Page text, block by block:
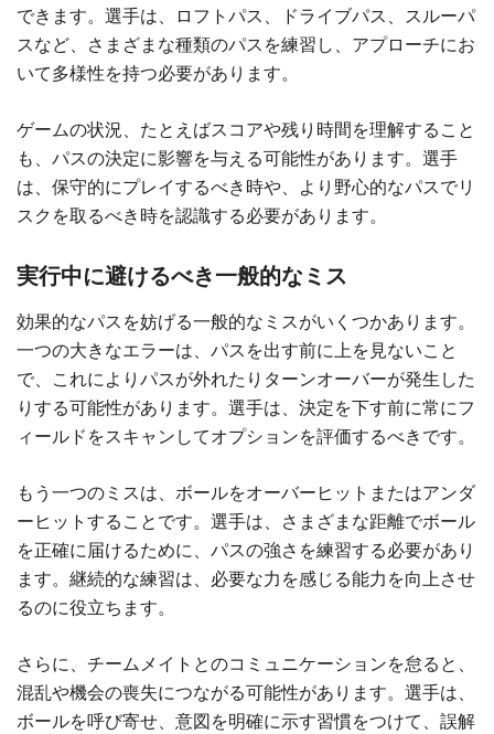
できます。選手は、ロフトパス、ドライブパス、スルーパ
スなど、さまざまな種類のパスを練習し、アプローチにお
いて多様性を持つ必要があります。
ゲームの状況、たとえばスコアや残り時間を理解すること
も、パスの決定に影響を与える可能性があります。選手
は、保守的にプレイするべき時や、より野心的なパスでリ
スクを取るべき時を認識する必要があります。
実行中に避けるべき一般的なミス
効果的なパスを妨げる一般的なミスがいくつかあります。
一つの大きなエラーは、パスを出す前に上を見ないこと
で、これによりパスが外れたりターンオーバーが発生した
りする可能性があります。選手は、決定を下す前に常にフ
ィールドをスキャンしてオプションを評価するべきです。
もう一つのミスは、ボールをオーバーヒットまたはアンダ
ーヒットすることです。選手は、さまざまな距離でボール
を正確に届けるために、パスの強さを練習する必要があり
ます。継続的な練習は、必要な力を感じる能力を向上させ
るのに役立ちます。
さらに、チームメイトとのコミュニケーションを怠ると、
混乱や機会の喪失につながる可能性があります。選手は、
ボールを呼び寄せ、意図を明確に示す習慣をつけて、誤解